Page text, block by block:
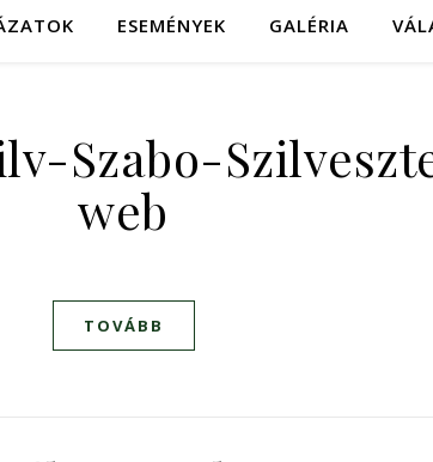
ESEMÉNYEK GALÉRIA
Szabo-
web
TOVÁBB